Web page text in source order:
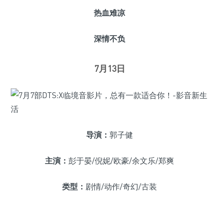
热血难凉
深情不负
7月13日
导演： 郭子健
主演： 彭于晏/倪妮/欧豪/余文乐/郑爽
类型： 剧情/动作/奇幻/古装